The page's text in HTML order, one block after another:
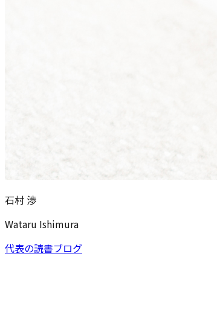
石村 渉
Wataru Ishimura
代表の読書ブログ